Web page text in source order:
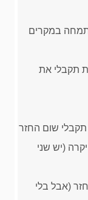
במקרים
תקבלי את
שום החזר
(יש שני
(אבל בלי